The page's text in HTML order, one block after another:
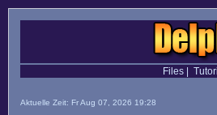
Files|
Aktuelle Zeit: Fr Aug 07, 2026 19:28